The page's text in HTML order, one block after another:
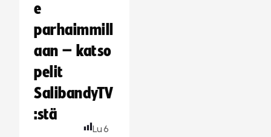
e
parhaimmill
aan – katso
pelit
SalibandyTV
:stä
Lu6